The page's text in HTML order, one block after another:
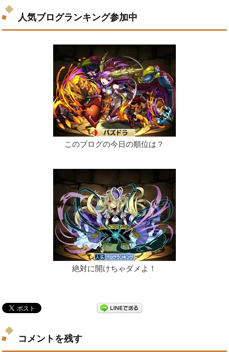
人気ブログランキング参加中
このブログの今日の順位は？
絶対に開けちゃダメよ！
コメントを残す